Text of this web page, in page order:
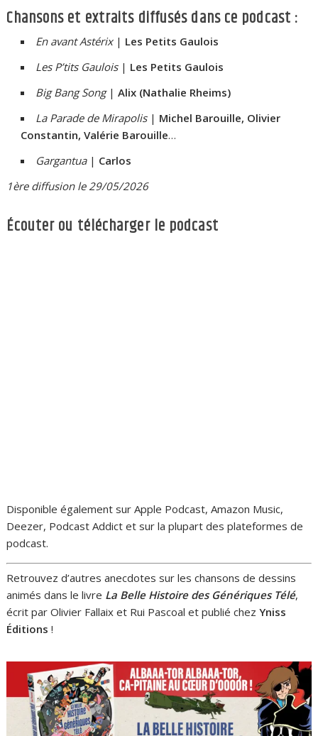
Chansons et extraits diffusés dans ce podcast :
En avant Astérix| Les Petits Gaulois
Les P’tits Gaulois| Les Petits Gaulois
Big Bang Song|Alix (Nathalie Rheims)
La Parade de Mirapolis| Michel Barouille, Olivier
Constantin, Valérie Barouille…
Gargantua| Carlos
1ère diffusion le 29/05/2026
Écouter ou télécharger le podcast
Disponible également sur Apple Podcast, Amazon Music,
Deezer, Podcast Addict et sur la plupart des plateformes de
podcast.
Retrouvez d’autres anecdotes sur les chansons de dessins
animés dans le livre La Belle Histoire des Génériques Télé,
écrit par Olivier Fallaix et Rui Pascoal et publié chezYniss
Éditions !